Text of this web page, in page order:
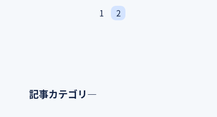
1 2
記事カテゴリ―